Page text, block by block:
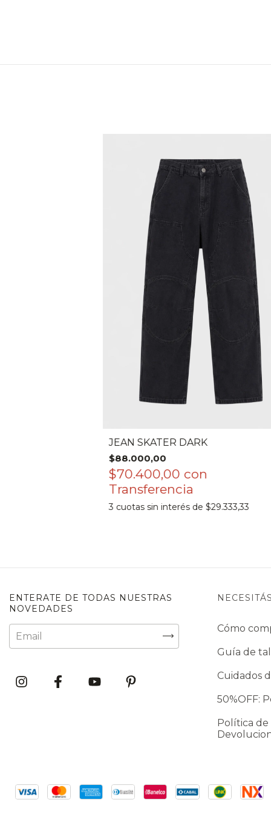
JEAN SKATER DARK
$88.000,00
$70.400,00 con
3 cuotas sin interés de $29.333,33
ENTERATE DE TODAS NUESTRAS
NOVEDADES
Cómo
Guía de
Cuidados
50%OFF:
Política de